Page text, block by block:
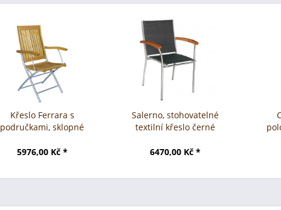
Křeslo Ferrara s
područkami, sklopné
5976,00 Kč *
Salerno, stohovatelné
textilní křeslo černé
6470,00 Kč *